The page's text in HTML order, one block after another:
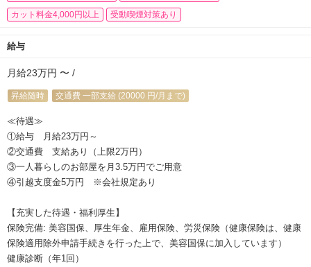
カット料金4,000円以上 受動喫煙対策あり
給与
月給23万円 〜 /
昇給随時 交通費 一部支給 (20000 円/月まで)
≪待遇≫
①給与 月給23万円～
②交通費 支給あり（上限2万円）
③一人暮らしのお部屋を月3.5万円でご用意
④引越支度金5万円 ※会社規定あり
【充実した待遇・福利厚生】
保険完備: 美容国保、厚生年金、雇用保険、労災保険（健康保険は、健康
保険適用除外申請手続きを行った上で、美容国保に加入しています）
健康診断（年1回）